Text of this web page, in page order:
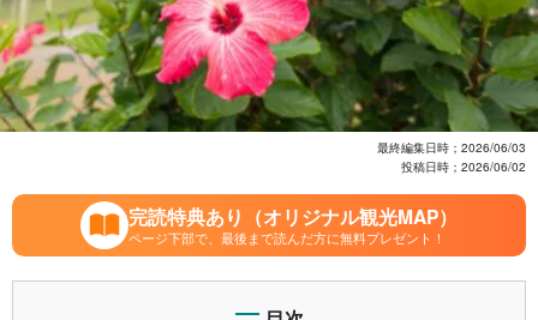
最終編集日時； 2026/06/03
投稿日時； 2026/06/02
完読特典あり（オリジナル観光MAP）
ページ下部で、最後まで読んだ方に無料プレゼント！